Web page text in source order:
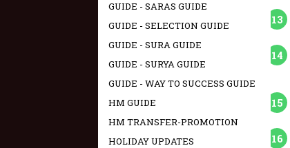
GUIDE - SARAS GUIDE
GUIDE - SELECTION GUIDE
GUIDE - SURA GUIDE
GUIDE - SURYA GUIDE
GUIDE - WAY TO SUCCESS GUIDE
HM GUIDE
HM TRANSFER-PROMOTION
HOLIDAY UPDATES